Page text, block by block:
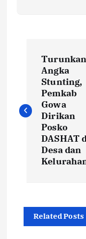
v
i
Turunkan
Angka
Stunting,
Pemkab
Gowa
Dirikan
Posko
DASHAT
Desa dan
Related Posts